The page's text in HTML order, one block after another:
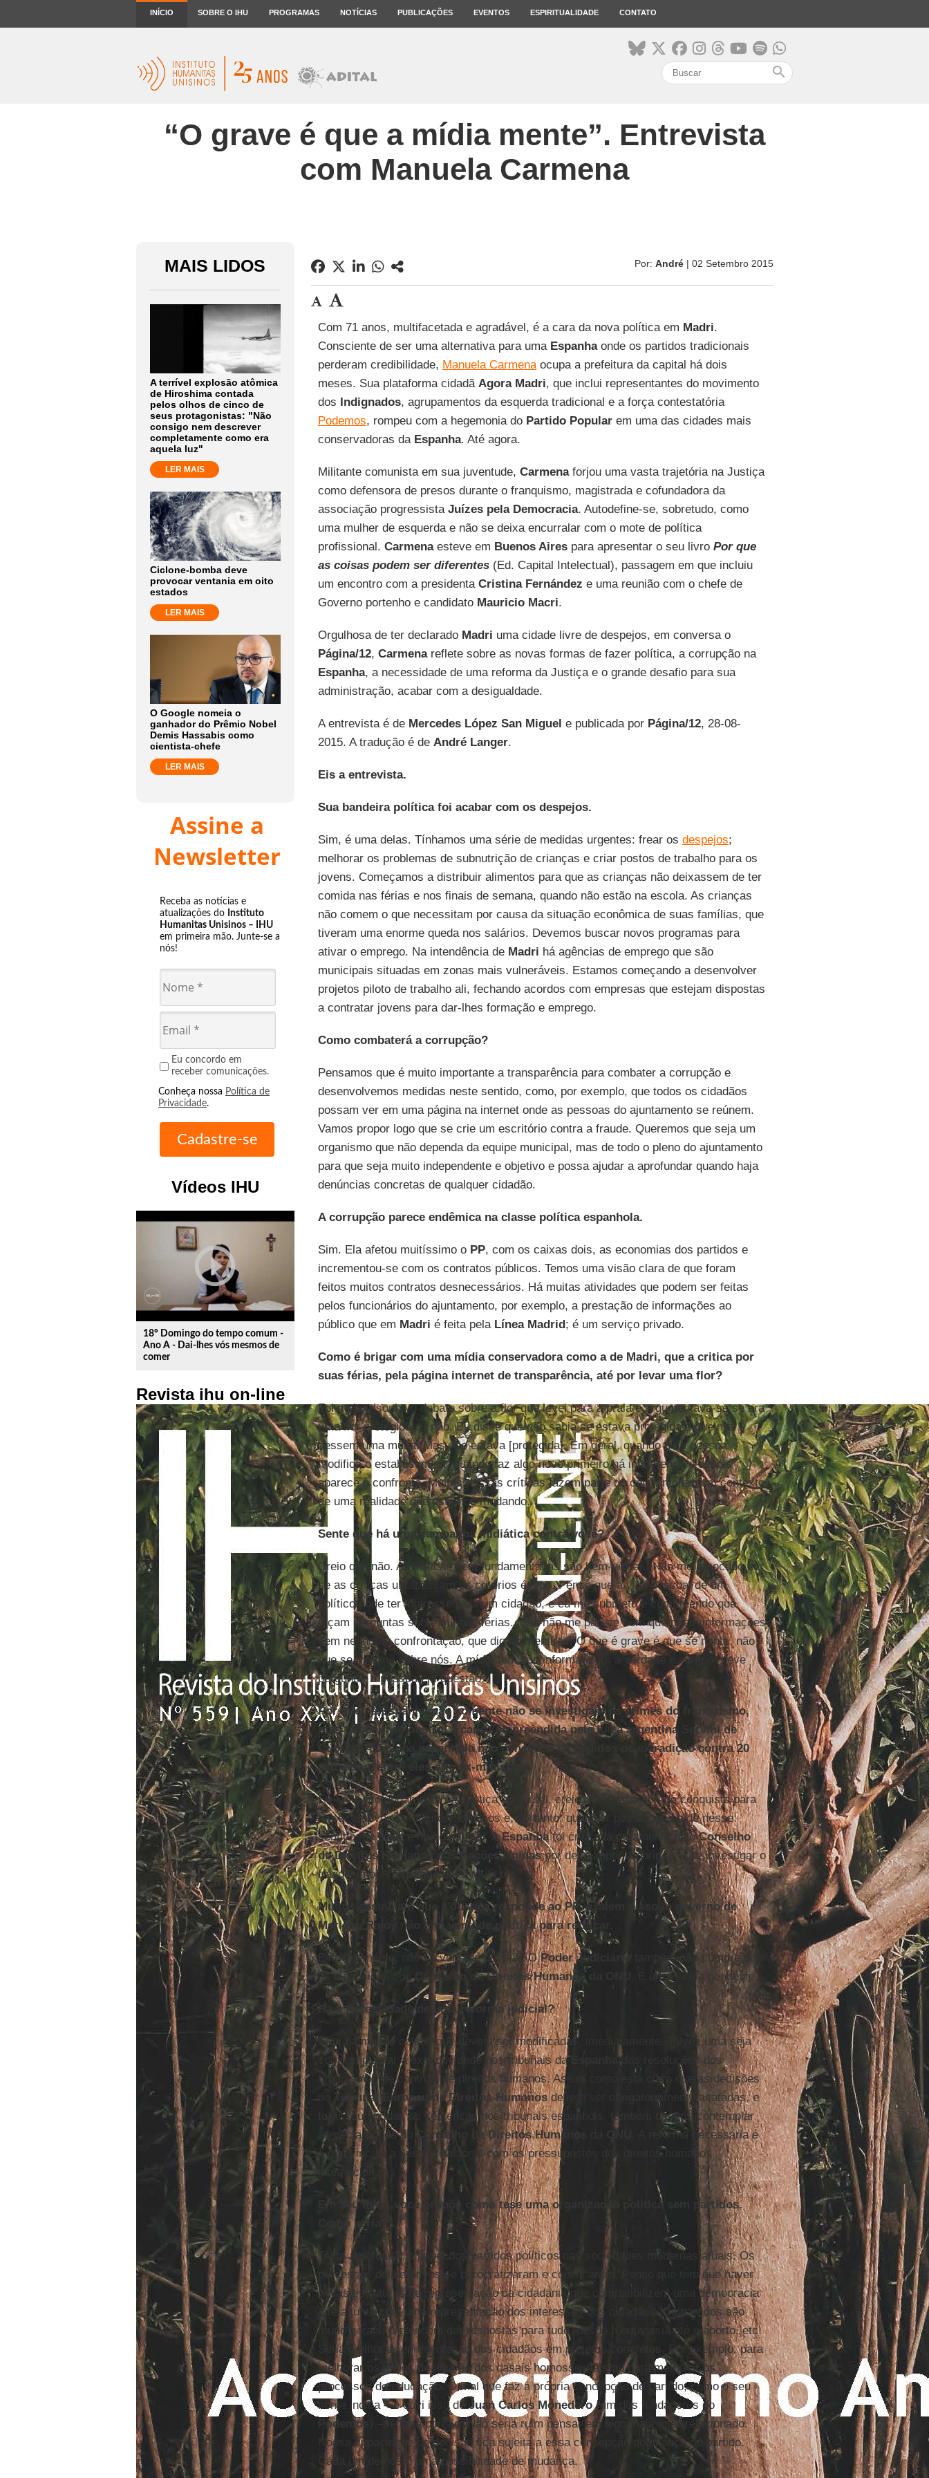
INÍCIO SOBRE O IHU PROGRAMAS NOTÍCIAS PUBLICAÇÕES EVENTOS ESPIRITUALIDADE CONTATO
search
“O grave é que a mídia mente”. Entrevista
com Manuela Carmena
MAIS LIDOS
A terrível explosão atômica
de Hiroshima contada
pelos olhos de cinco de
seus protagonistas: "Não
consigo nem descrever
completamente como era
aquela luz"
LER MAIS
Ciclone-bomba deve
provocar ventania em oito
estados
LER MAIS
O Google nomeia o
ganhador do Prêmio Nobel
Demis Hassabis como
cientista-chefe
LER MAIS
Assine a
Newsletter
Receba as notícias e
atualizações do Instituto
Humanitas Unisinos – IHU
em primeira mão. Junte-se a
nós!
Eu concordo em
receber comunicações.
Conheça nossa Política de
Privacidade.
Vídeos IHU
play_circle_outline
18º Domingo do tempo comum -
Ano A - Dai-lhes vós mesmos de
comer
Revista ihu on-line
Por: André| 02 Setembro 2015
Com 71 anos, multifacetada e agradável, é a cara da nova política em Madri.
Consciente de ser uma alternativa para uma Espanhaonde os partidos tradicionais
perderam credibilidade, Manuela Carmenaocupa a prefeitura da capital há dois
meses. Sua plataforma cidadã Agora Madri, que inclui representantes do movimento
dos Indignados, agrupamentos da esquerda tradicional e a força contestatória
Podemos, rompeu com a hegemonia do Partido Popularem uma das cidades mais
conservadoras da Espanha. Até agora.
Militante comunista em sua juventude, Carmenaforjou uma vasta trajetória na Justiça
como defensora de presos durante o franquismo, magistrada e cofundadora da
associação progressista Juízes pela Democracia. Autodefine-se, sobretudo, como
uma mulher de esquerda e não se deixa encurralar com o mote de política
profissional. Carmenaesteve em Buenos Airespara apresentar o seu livro Por que
as coisas podem ser diferentes(Ed. Capital Intelectual), passagem em que incluiu
um encontro com a presidenta Cristina Fernández e uma reunião com o chefe de
Governo portenho e candidato Mauricio Macri.
Orgulhosa de ter declarado Madri uma cidade livre de despejos, em conversa o
Página/12, Carmenareflete sobre as novas formas de fazer política, a corrupção na
Espanha, a necessidade de uma reforma da Justiça e o grande desafio para sua
administração, acabar com a desigualdade.
A entrevista é de Mercedes López San Miguel e publicada por Página/12, 28-08-
2015. A tradução é de André Langer.
Eis a entrevista.
Sua bandeira política foi acabar com os despejos.
Sim, é uma delas. Tínhamos uma série de medidas urgentes: frear os despejos;
melhorar os problemas de subnutrição de crianças e criar postos de trabalho para os
jovens. Começamos a distribuir alimentos para que as crianças não deixassem de ter
comida nas férias e nos finais de semana, quando não estão na escola. As crianças
não comem o que necessitam por causa da situação econômica de suas famílias, que
tiveram uma enorme queda nos salários. Devemos buscar novos programas para
ativar o emprego. Na intendência de Madri há agências de emprego que são
municipais situadas em zonas mais vulneráveis. Estamos começando a desenvolver
projetos piloto de trabalho ali, fechando acordos com empresas que estejam dispostas
a contratar jovens para dar-lhes formação e emprego.
Como combaterá a corrupção?
Pensamos que é muito importante a transparência para combater a corrupção e
desenvolvemos medidas neste sentido, como, por exemplo, que todos os cidadãos
possam ver em uma página na internet onde as pessoas do ajuntamento se reúnem.
Vamos propor logo que se crie um escritório contra a fraude. Queremos que seja um
organismo que não dependa da equipe municipal, mas de todo o pleno do ajuntamento
para que seja muito independente e objetivo e possa ajudar a aprofundar quando haja
denúncias concretas de qualquer cidadão.
A corrupção parece endêmica na classe política espanhola.
Sim. Ela afetou muitíssimo o PP, com os caixas dois, as economias dos partidos e
incrementou-se com os contratos públicos. Temos uma visão clara de que foram
feitos muitos contratos desnecessários. Há muitas atividades que podem ser feitas
pelos funcionários do ajuntamento, por exemplo, a prestação de informações ao
público que em Madri é feita pela Línea Madrid; é um serviço privado.
Como é brigar com uma mídia conservadora como a de Madri, que a critica por
suas férias, pela página internet de transparência, até por levar uma flor?
Foi muito risonho o debate sobre a flor que levei para a praia e argumentava-se se era
uma flor protegida ou não. Eu disse que não sabia se estava protegida e que me
dessem uma multa. Mas não estava [protegida]. Em geral, quando uma pessoa
modifica o establishment, quando faz algo novo primeiro há indiferença e depois
aparece o confronto. Muitas dessas críticas fazem parte do confronto em um contexto
de uma realidade que estamos mudando.
Sente que há uma campanha midiática contra você?
Creio que não. As críticas bem fundamentadas são bem-vindas. Não me preocupo em
se as críticas ultrapassam os critérios éticos. Penso que a vida pessoal de um
político pode ter interesse para um cidadão, e eu me submeto e compreendo que
façam perguntas sobre minhas férias. Mas não me parece bem que deem informações
sem nenhuma confrontação, que digam mentiras. O que é grave é que se minta, não
que se informe sobre nós. A mídia tem que informar com a verdade e sempre deve
perguntar à pessoa em questão.
Por que na Espanha não somente não se investigam os crimes do franquismo,
mas também se obstrui a causa empreendida pela juíza argentina Servini de
Cubria? A Justiça espanhola não concedeu os pedidos de extradição contra 20
acusados, entre eles oito ex-ministros.
Eu creio profundamente na Justiça universal, creio que é uma grande conquista para
tornar efetivos os direitos humanos e, portanto, qualquer passo que se dê nesse
sentido me parece muito correto. AEspanhafoi criticada duramente peloConselho
de Direitos Humanos das Nações Unidaspor descumprir a obrigação de investigar o
franquismo. AEspanhadeve retificar.
Muitos assinalam que a Justiça responde ao PP, e, além disso, o governo de
Mariano Rajoy não tem vontade política para retificar.
Evidentemente, não há vontade política. OPoder Judiciário
também não cumpre com
as disposições doConselho de Direitos Humanos da ONU . É uma tarefa pendente.
Há a necessidade de uma reforma judicial?
Sim, há muitas coisas que devem ser modificadas, imediatamente. Talvez uma seja
como implantar a executividade nos tribunais da
Espanhadas resoluções dos
organismos de controle de direitos humanos. Assim como está claro que as decisões
do
Tribunal Europeu de Direitos Humanosdevem ser obrigatoriamente acatadas, e
foram cumpridas as sentenças nos tribunais espanhóis, também deveria contemplar
as declarações doConselho de Direitos Humanos
. A reforma necessária é
a que vincule a Justiça nacional com os pressupostos dos direitos humanos
internacionais.
Em seu livro, você propõe como tese uma organização política sem partidos.
Como seria?
Tento aprofundar o papel dos partidos políticos nas sociedades modernas atuais. Os
processos deliberativos se burocratizaram e coisificaram. Penso que tem que haver
novas estruturas de representação da cidadania que compatibilizem uma democracia
direta junto com uma representação dos interesses dos cidadãos. Os partidos são
muito gerais, pretendem dar respostas para tudo, desde a eutanásia até o aborto, etc.
Seria melhor a representação dos cidadãos em projetos concretos. Por exemplo, para
melhorar os meios de adoção dos casais homossexuais ou para melhorar os
processos de educação. O mal que faz a própria concepção de partido, como o seu
nome indica – e ouvi isso deJuan Carlos Monedero(um dos fundadores do
Podemos
) –, é uma porção. Não seria ruim pensar em algo mais inter-relacionado.
Nossa capacidade de decisão fica sujeita a essa concepção dogmática do partido.
Cada um de nós é uma possibilidade de mudança.